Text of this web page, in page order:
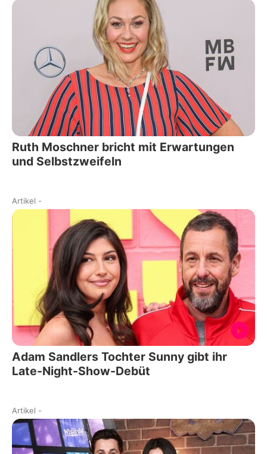
Ruth Moschner bricht mit Erwartungen
und Selbstzweifeln
Artikel -
Adam Sandlers Tochter Sunny gibt ihr
Late-Night-Show-Debüt
Artikel -